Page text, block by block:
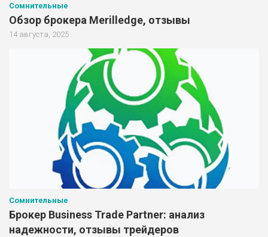
Сомнительные
Обзор брокера Merilledge, отзывы
14 августа, 2025
Сомнительные
Брокер Business Trade Partner: анализ
надежности, отзывы трейдеров